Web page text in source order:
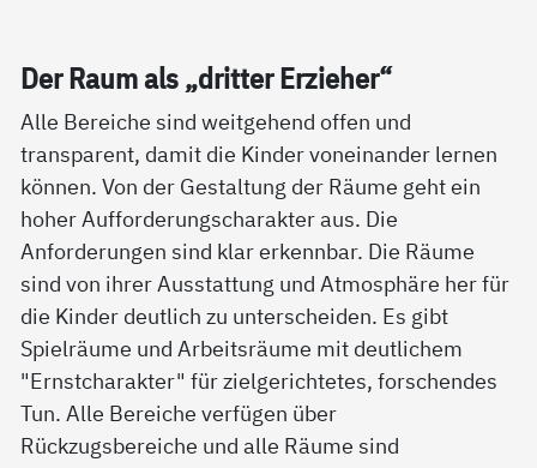
Der Raum als „drit­ter Er­zie­her“
Alle Bereiche sind weitgehend offen und
transparent, damit die Kinder voneinander lernen
können. Von der Gestaltung der Räume geht ein
hoher Aufforderungscharakter aus. Die
Anforderungen sind klar erkennbar. Die Räume
sind von ihrer Ausstattung und Atmosphäre her für
die Kinder deutlich zu unterscheiden. Es gibt
Spielräume und Arbeitsräume mit deutlichem
"Ernstcharakter" für zielgerichtetes, forschendes
Tun. Alle Bereiche verfügen über
Rückzugsbereiche und alle Räume sind